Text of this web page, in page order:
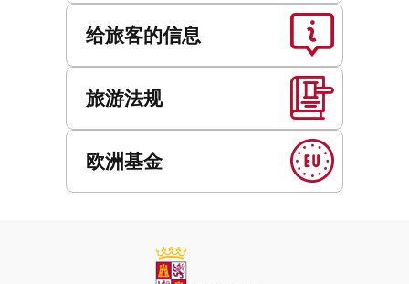
给旅客的信息
旅游法规
欧洲基金